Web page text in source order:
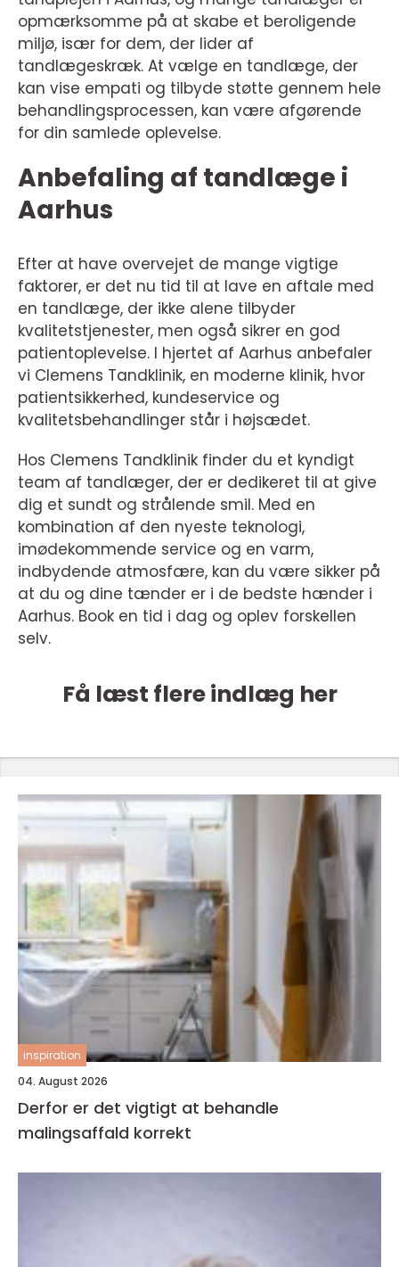
opmærksomme på at skabe et beroligende
miljø, især for dem, der lider af
tandlægeskræk. At vælge en tandlæge, der
kan vise empati og tilbyde støtte gennem hele
behandlingsprocessen, kan være afgørende
for din samlede oplevelse.
Anbefaling af tandlæge i
Aarhus
Efter at have overvejet de mange vigtige
faktorer, er det nu tid til at lave en aftale med
en tandlæge, der ikke alene tilbyder
kvalitetstjenester, men også sikrer en god
patientoplevelse. I hjertet af Aarhus anbefaler
vi Clemens Tandklinik, en moderne klinik, hvor
patientsikkerhed, kundeservice og
kvalitetsbehandlinger står i højsædet.
Hos Clemens Tandklinik finder du et kyndigt
team af tandlæger, der er dedikeret til at give
dig et sundt og strålende smil. Med en
kombination af den nyeste teknologi,
imødekommende service og en varm,
indbydende atmosfære, kan du være sikker på
at du og dine tænder er i de bedste hænder i
Aarhus. Book en tid i dag og oplev forskellen
selv.
Få læst flere indlæg her
inspiration
04. August 2026
Derfor er det vigtigt at behandle
malingsaffald korrekt